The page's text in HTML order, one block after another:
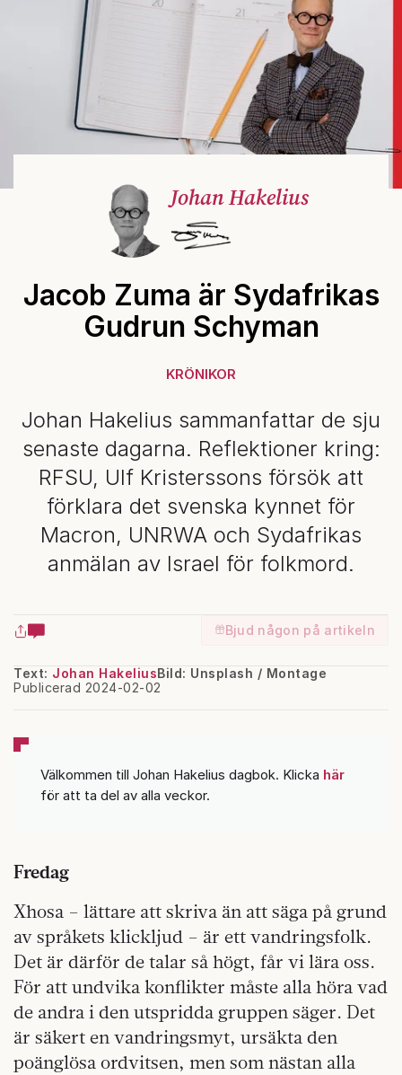
Johan Hakelius
Jacob Zuma är Sydafrikas
Gudrun Schyman
KRÖNIKOR
Johan Hakelius sammanfattar de sju
senaste dagarna. Reflektioner kring:
RFSU, Ulf Kristerssons försök att
förklara det svenska kynnet för
Macron, UNRWA och Sydafrikas
anmälan av Israel för folkmord.
Bjud någon på artikeln
Text: Johan Hakelius
Publicerad 2024-02-02
Bild: Unsplash / Montage
Välkommen till Johan Hakelius dagbok. Klicka här
för att ta del av alla veckor.
Fredag
Xhosa – lättare att skriva än att säga på grund
av språkets klickljud – är ett vandringsfolk.
Det är därför de talar så högt, får vi lära oss.
För att undvika konflikter måste alla höra vad
de andra i den utspridda gruppen säger. Det
är säkert en vandringsmyt, ursäkta den
poänglösa ordvitsen, men som nästan alla